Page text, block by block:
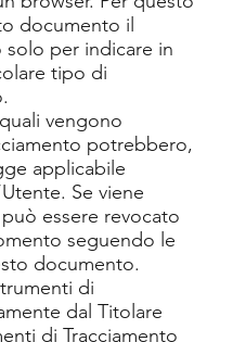
documento il
per indicare in
tipo di
vengono
potrebbero,
applicabile
Se viene
essere revocato
seguendo le
documento.
di
dal Titolare
di Tracciamento